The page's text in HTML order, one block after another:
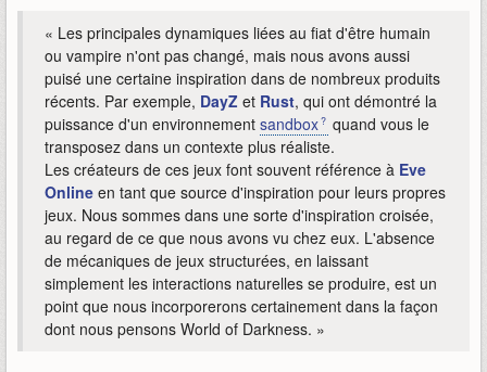
« Les principales dynamiques liées au fiat d'être humain
ou vampire n'ont pas changé, mais nous avons aussi
puisé une certaine inspiration dans de nombreux produits
récents. Par exemple, DayZ et Rust, qui ont démontré la
puissance d'un environnement sandbox
quand vous le
transposez dans un contexte plus réaliste.
Les créateurs de ces jeux font souvent référence à Eve
Online en tant que source d'inspiration pour leurs propres
jeux. Nous sommes dans une sorte d'inspiration croisée,
au regard de ce que nous avons vu chez eux. L'absence
de mécaniques de jeux structurées, en laissant
simplement les interactions naturelles se produire, est un
point que nous incorporerons certainement dans la façon
dont nous pensons World of Darkness. »